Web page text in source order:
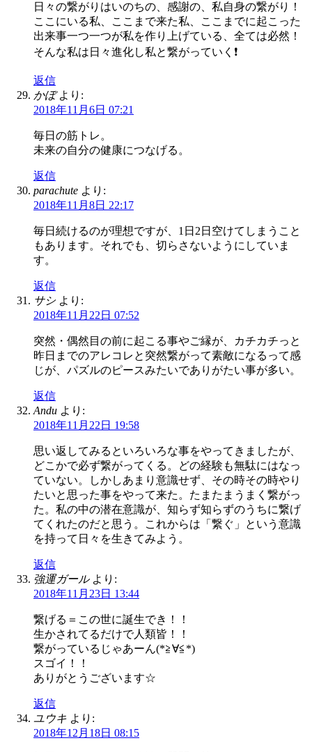
日々の繋がりはいのちの、感謝の、私自身の繋がり！
ここにいる私、ここまで来た私、ここまでに起こった
出来事一つ一つが私を作り上げている、全ては必然！
そんな私は日々進化し私と繋がっていく❗️
返信
かぼ より:
2018年11月6日 07:21
毎日の筋トレ。
未来の自分の健康につなげる。
返信
parachute より:
2018年11月8日 22:17
毎日続けるのが理想ですが、1日2日空けてしまうこと
もあります。それでも、切らさないようにしていま
す。
返信
サシ より:
2018年11月22日 07:52
突然・偶然目の前に起こる事やご縁が、カチカチっと
昨日までのアレコレと突然繋がって素敵になるって感
じが、パズルのピースみたいでありがたい事が多い。
返信
Andu より:
2018年11月22日 19:58
思い返してみるといろいろな事をやってきましたが、
どこかで必ず繋がってくる。どの経験も無駄にはなっ
ていない。しかしあまり意識せず、その時その時やり
たいと思った事をやって来た。たまたまうまく繋がっ
た。私の中の潜在意識が、知らず知らずのうちに繋げ
てくれたのだと思う。これからは「繋ぐ」という意識
を持って日々を生きてみよう。
返信
強運ガール より:
2018年11月23日 13:44
繋げる＝この世に誕生でき！！
生かされてるだけで人類皆！！
繋がっているじゃあーん(*≧∀≦*)
スゴイ！！
ありがとうございます☆
返信
ユウキ より:
2018年12月18日 08:15